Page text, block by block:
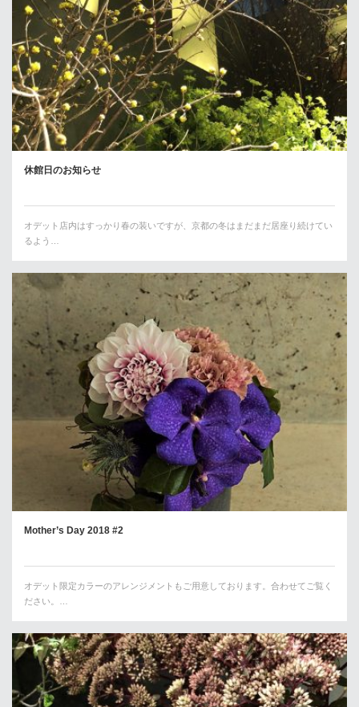
休館日のお知らせ
オデット店内はすっかり春の装いですが、京都の冬はまだまだ居座り続けてい
るよう…
Mother’s Day 2018 #2
オデット限定カラーのアレンジメントもご用意しております。合わせてご覧く
ださい。…